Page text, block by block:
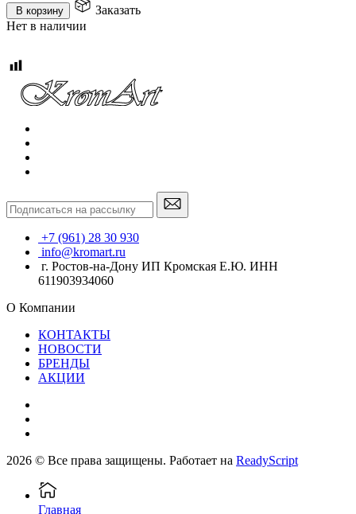
В корзину
Заказать
Нет в наличии
+7 (961) 28 30 930
info@kromart.ru
г. Ростов-на-Дону ИП Кромская Е.Ю. ИНН
611903934060
О Компании
КОНТАКТЫ
НОВОСТИ
БРЕНДЫ
АКЦИИ
2026 © Все права защищены. Работает на ReadyScript
Главная